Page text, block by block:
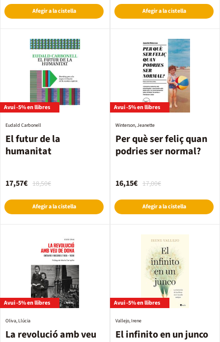
Afegir a la cistella Afegir a la cistella
Avui -5% en llibres
El futur de la
humanitat
Eudald Carbonell
18,50€
17,57€
Afegir a la cistella
Avui -5% en llibres
Per què ser feliç quan
podries ser normal?
Winterson, Jeanette
17,00€
16,15€
Afegir a la cistella
Avui -5% en llibres
La revolució amb veu
Oliva, Llúcia
Avui -5% en llibres
El infinito en un junco
Vallejo, Irene